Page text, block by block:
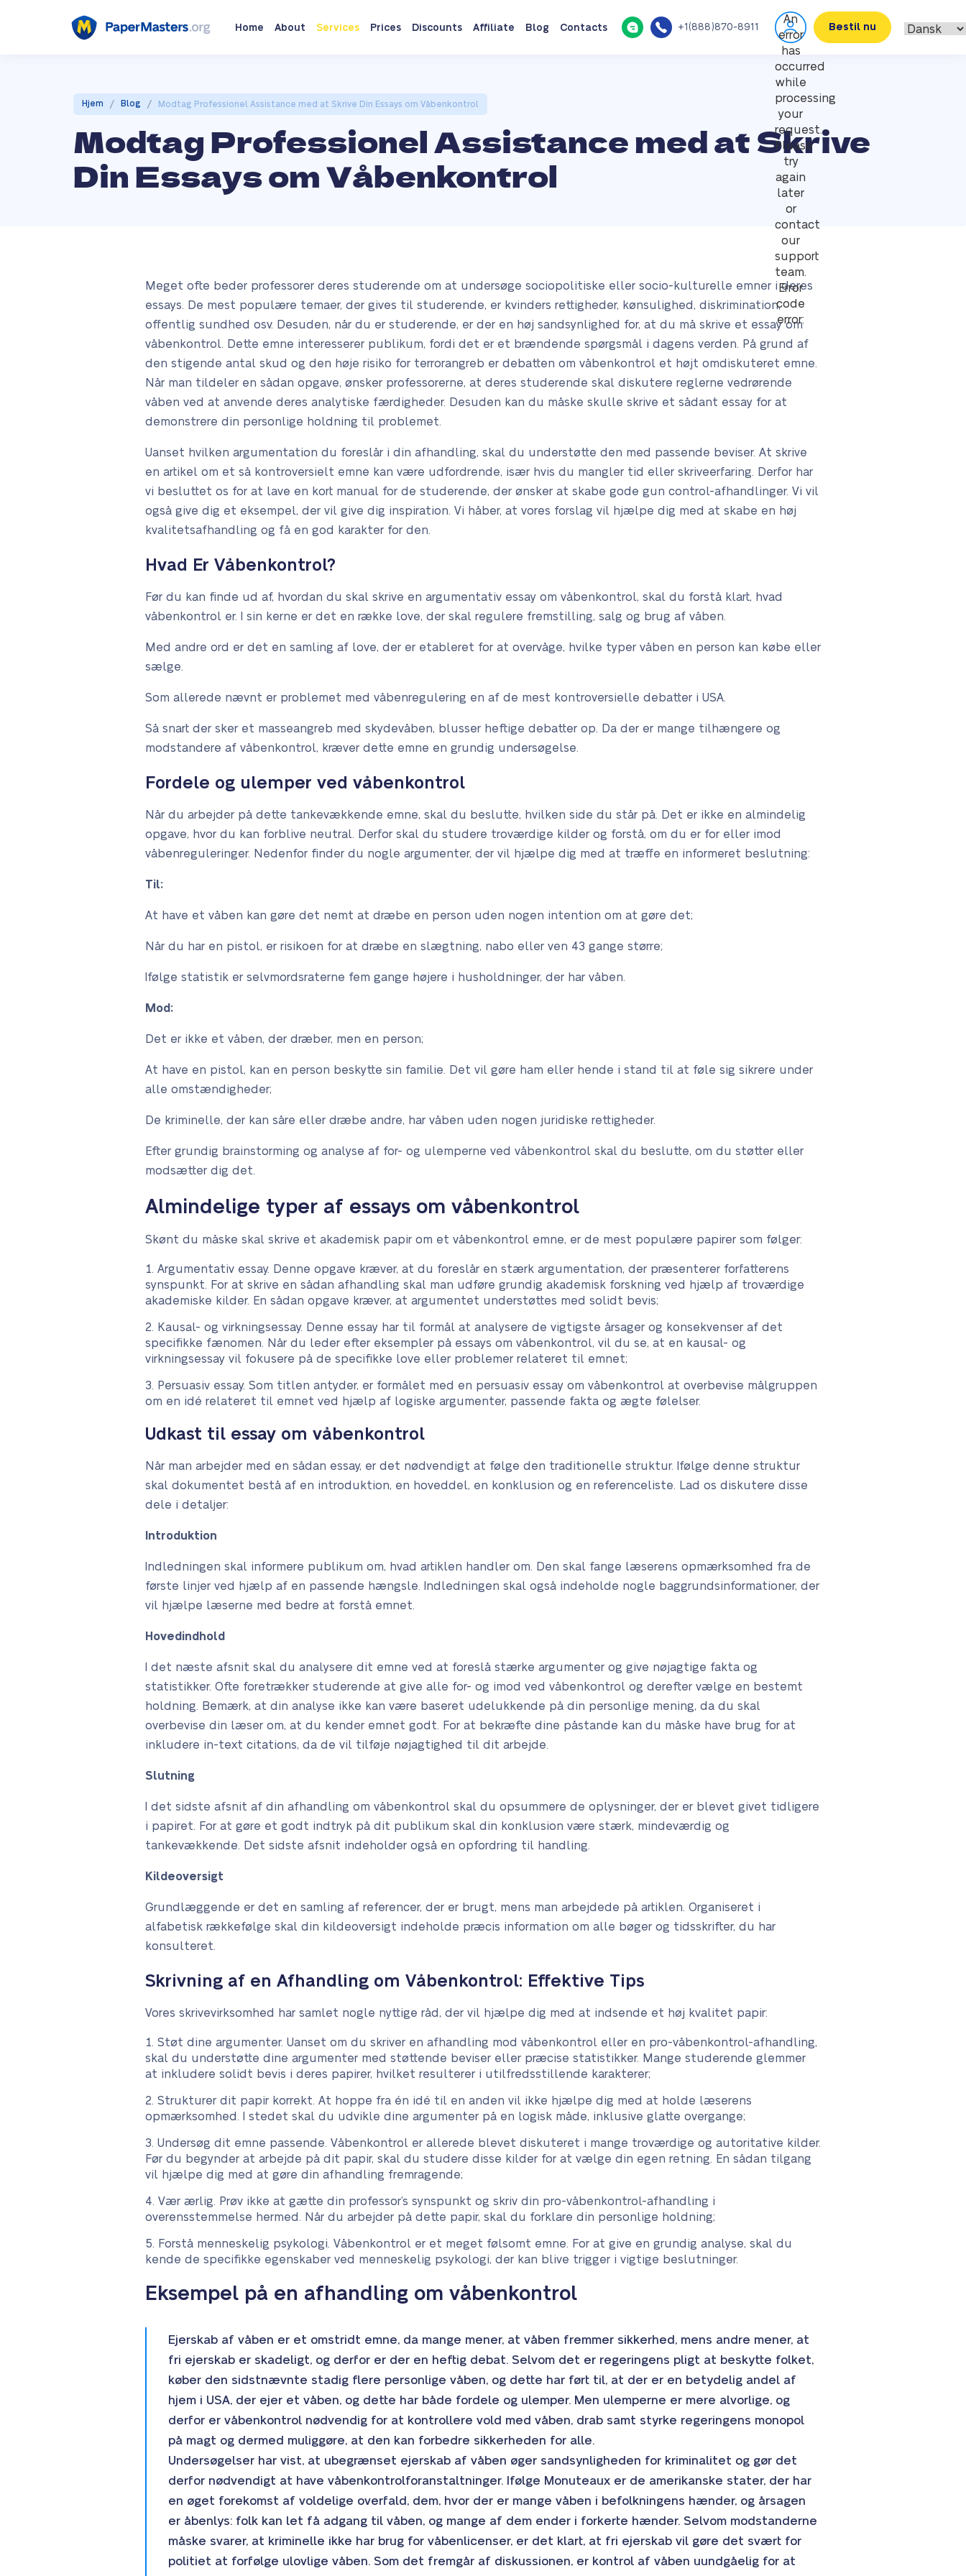
Home About Services Prices Discounts Affiliate Blog Contacts +1(888)870-8911
An
error
has
occurred
while
processing
your
request.
Please
try
again
later
or
contact
our
support
team.
Error
code
error:
Bestil nu
Hjem / Blog / Modtag Professionel Assistance med at Skrive Din Essays om Våbenkontrol
Modtag Professionel Assistance med at Skrive
Din Essays om Våbenkontrol
Meget ofte beder professorer deres studerende om at undersøge sociopolitiske eller socio-kulturelle emner i deres
essays. De mest populære temaer, der gives til studerende, er kvinders rettigheder, kønsulighed, diskrimination,
offentlig sundhed osv. Desuden, når du er studerende, er der en høj sandsynlighed for, at du må skrive et essay om
våbenkontrol. Dette emne interesserer publikum, fordi det er et brændende spørgsmål i dagens verden. På grund af
den stigende antal skud og den høje risiko for terrorangreb er debatten om våbenkontrol et højt omdiskuteret emne.
Når man tildeler en sådan opgave, ønsker professorerne, at deres studerende skal diskutere reglerne vedrørende
våben ved at anvende deres analytiske færdigheder. Desuden kan du måske skulle skrive et sådant essay for at
demonstrere din personlige holdning til problemet.
Uanset hvilken argumentation du foreslår i din afhandling, skal du understøtte den med passende beviser. At skrive
en artikel om et så kontroversielt emne kan være udfordrende, især hvis du mangler tid eller skriveerfaring. Derfor har
vi besluttet os for at lave en kort manual for de studerende, der ønsker at skabe gode gun control-afhandlinger. Vi vil
også give dig et eksempel, der vil give dig inspiration. Vi håber, at vores forslag vil hjælpe dig med at skabe en høj
kvalitetsafhandling og få en god karakter for den.
Hvad Er Våbenkontrol?
Før du kan finde ud af, hvordan du skal skrive en argumentativ essay om våbenkontrol, skal du forstå klart, hvad
våbenkontrol er. I sin kerne er det en række love, der skal regulere fremstilling, salg og brug af våben.
Med andre ord er det en samling af love, der er etableret for at overvåge, hvilke typer våben en person kan købe eller
sælge.
Som allerede nævnt er problemet med våbenregulering en af de mest kontroversielle debatter i USA.
Så snart der sker et masseangreb med skydevåben, blusser heftige debatter op. Da der er mange tilhængere og
modstandere af våbenkontrol, kræver dette emne en grundig undersøgelse.
Fordele og ulemper ved våbenkontrol
Når du arbejder på dette tankevækkende emne, skal du beslutte, hvilken side du står på. Det er ikke en almindelig
opgave, hvor du kan forblive neutral. Derfor skal du studere troværdige kilder og forstå, om du er for eller imod
våbenreguleringer. Nedenfor finder du nogle argumenter, der vil hjælpe dig med at træffe en informeret beslutning:
Til:
At have et våben kan gøre det nemt at dræbe en person uden nogen intention om at gøre det;
Når du har en pistol, er risikoen for at dræbe en slægtning, nabo eller ven 43 gange større;
Ifølge statistik er selvmordsraterne fem gange højere i husholdninger, der har våben.
Mod:
Det er ikke et våben, der dræber, men en person;
At have en pistol, kan en person beskytte sin familie. Det vil gøre ham eller hende i stand til at føle sig sikrere under
alle omstændigheder;
De kriminelle, der kan såre eller dræbe andre, har våben uden nogen juridiske rettigheder.
Efter grundig brainstorming og analyse af for- og ulemperne ved våbenkontrol skal du beslutte, om du støtter eller
modsætter dig det.
Almindelige typer af essays om våbenkontrol
Skønt du måske skal skrive et akademisk papir om et våbenkontrol emne, er de mest populære papirer som følger:
Argumentativ essay. Denne opgave kræver, at du foreslår en stærk argumentation, der præsenterer forfatterens
synspunkt. For at skrive en sådan afhandling skal man udføre grundig akademisk forskning ved hjælp af troværdige
akademiske kilder. En sådan opgave kræver, at argumentet understøttes med solidt bevis;
Kausal- og virkningsessay. Denne essay har til formål at analysere de vigtigste årsager og konsekvenser af det
specifikke fænomen. Når du leder efter eksempler på essays om våbenkontrol, vil du se, at en kausal- og
virkningsessay vil fokusere på de specifikke love eller problemer relateret til emnet;
Persuasiv essay. Som titlen antyder, er formålet med en persuasiv essay om våbenkontrol at overbevise målgruppen
om en idé relateret til emnet ved hjælp af logiske argumenter, passende fakta og ægte følelser.
Udkast til essay om våbenkontrol
Når man arbejder med en sådan essay, er det nødvendigt at følge den traditionelle struktur. Ifølge denne struktur
skal dokumentet bestå af en introduktion, en hoveddel, en konklusion og en referenceliste. Lad os diskutere disse
dele i detaljer:
Introduktion
Indledningen skal informere publikum om, hvad artiklen handler om. Den skal fange læserens opmærksomhed fra de
første linjer ved hjælp af en passende hængsle. Indledningen skal også indeholde nogle baggrundsinformationer, der
vil hjælpe læserne med bedre at forstå emnet.
Hovedindhold
I det næste afsnit skal du analysere dit emne ved at foreslå stærke argumenter og give nøjagtige fakta og
statistikker. Ofte foretrækker studerende at give alle for- og imod ved våbenkontrol og derefter vælge en bestemt
holdning. Bemærk, at din analyse ikke kan være baseret udelukkende på din personlige mening, da du skal
overbevise din læser om, at du kender emnet godt. For at bekræfte dine påstande kan du måske have brug for at
inkludere in-text citations, da de vil tilføje nøjagtighed til dit arbejde.
Slutning
I det sidste afsnit af din afhandling om våbenkontrol skal du opsummere de oplysninger, der er blevet givet tidligere
i papiret. For at gøre et godt indtryk på dit publikum skal din konklusion være stærk, mindeværdig og
tankevækkende. Det sidste afsnit indeholder også en opfordring til handling.
Kildeoversigt
Grundlæggende er det en samling af referencer, der er brugt, mens man arbejdede på artiklen. Organiseret i
alfabetisk rækkefølge skal din kildeoversigt indeholde præcis information om alle bøger og tidsskrifter, du har
konsulteret.
Skrivning af en Afhandling om Våbenkontrol: Effektive Tips
Vores skrivevirksomhed har samlet nogle nyttige råd, der vil hjælpe dig med at indsende et høj kvalitet papir:
Støt dine argumenter. Uanset om du skriver en afhandling mod våbenkontrol eller en pro-våbenkontrol-afhandling,
skal du understøtte dine argumenter med støttende beviser eller præcise statistikker. Mange studerende glemmer
at inkludere solidt bevis i deres papirer, hvilket resulterer i utilfredsstillende karakterer;
Strukturer dit papir korrekt. At hoppe fra én idé til en anden vil ikke hjælpe dig med at holde læserens
opmærksomhed. I stedet skal du udvikle dine argumenter på en logisk måde, inklusive glatte overgange;
Undersøg dit emne passende. Våbenkontrol er allerede blevet diskuteret i mange troværdige og autoritative kilder.
Før du begynder at arbejde på dit papir, skal du studere disse kilder for at vælge din egen retning. En sådan tilgang
vil hjælpe dig med at gøre din afhandling fremragende;
Vær ærlig. Prøv ikke at gætte din professor’s synspunkt og skriv din pro-våbenkontrol-afhandling i
overensstemmelse hermed. Når du arbejder på dette papir, skal du forklare din personlige holdning;
Forstå menneskelig psykologi. Våbenkontrol er et meget følsomt emne. For at give en grundig analyse, skal du
kende de specifikke egenskaber ved menneskelig psykologi, der kan blive trigger i vigtige beslutninger.
Eksempel på en afhandling om våbenkontrol
Ejerskab af våben er et omstridt emne, da mange mener, at våben fremmer sikkerhed, mens andre mener, at
fri ejerskab er skadeligt, og derfor er der en heftig debat. Selvom det er regeringens pligt at beskytte folket,
køber den sidstnævnte stadig flere personlige våben, og dette har ført til, at der er en betydelig andel af
hjem i USA, der ejer et våben, og dette har både fordele og ulemper. Men ulemperne er mere alvorlige, og
derfor er våbenkontrol nødvendig for at kontrollere vold med våben, drab samt styrke regeringens monopol
på magt og dermed muliggøre, at den kan forbedre sikkerheden for alle.
Undersøgelser har vist, at ubegrænset ejerskab af våben øger sandsynligheden for kriminalitet og gør det
derfor nødvendigt at have våbenkontrolforanstaltninger. Ifølge Monuteaux er de amerikanske stater, der har
en øget forekomst af voldelige overfald, dem, hvor der er mange våben i befolkningens hænder, og årsagen
er åbenlys: folk kan let få adgang til våben, og mange af dem ender i forkerte hænder. Selvom modstanderne
måske svarer, at kriminelle ikke har brug for våbenlicenser, er det klart, at fri ejerskab vil gøre det svært for
politiet at forfølge ulovlige våben. Som det fremgår af diskussionen, er kontrol af våben uundgåelig for at